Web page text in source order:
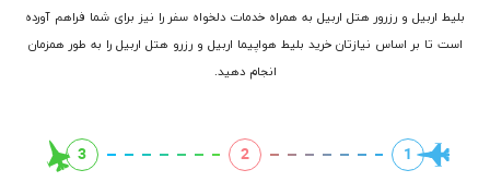
بلیط اربیل و رزرور هتل اربیل به همراه خدمات دلخواه سفر را نیز برای شما فراهم آورده
است تا بر اساس نیازتان خرید بلیط هواپیما اربیل و رزرو هتل اربیل را به طور همزمان
انجام دهید.
1
2
3